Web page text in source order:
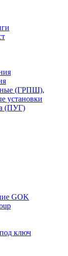
(ГРПШ),
установки
(ПУГ)
GOK
ключ